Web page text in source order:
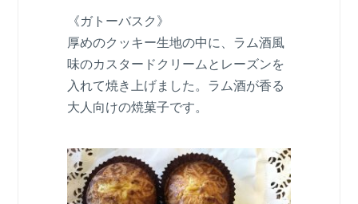
《ガトーバスク》
厚めのクッキー生地の中に、ラム酒風
味のカスタードクリームとレーズンを
入れて焼き上げました。ラム酒が香る
大人向けの焼菓子です。